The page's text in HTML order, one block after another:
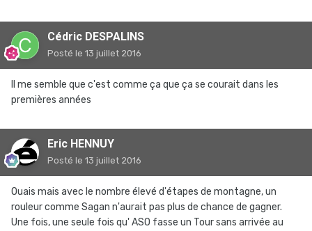
Cédric DESPALINS
Posté le 13 juillet 2016
Il me semble que c'est comme ça que ça se courait dans les
premières années
Eric HENNUY
Posté le 13 juillet 2016
Ouais mais avec le nombre élevé d'étapes de montagne, un
rouleur comme Sagan n'aurait pas plus de chance de gagner.
Une fois, une seule fois qu' ASO fasse un Tour sans arrivée au